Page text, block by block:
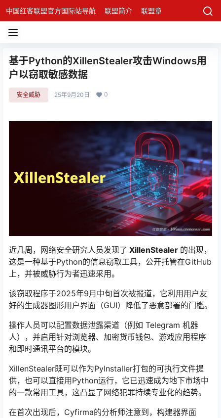
中国红客联盟官方国际站导航 联盟简介 联盟章程 联盟架构
基于Python的XillenStealer攻击Windows用
户以窃取敏感数据
安全威胁 25年9月20日 0
近几周，网络安全研究人员发现了 XillenStealer 的出现，
这是一种基于Python的信息窃取工具，公开托管在GitHub
上，并被威胁行为者迅速采用。
该窃取程序于2025年9月中旬首次被报道，它利用用户友
好的生成器图形用户界面（GUI）降低了恶意部署的门槛。
操作人员可以配置数据泄露渠道（例如 Telegram 机器
人），并启用针对浏览器、加密货币钱包、游戏应用程序
和即时通讯平台的模块。
XillenStealer既可以作为PyInstaller打包的可执行文件提
供，也可以直接用Python运行，它已迅速成为地下市场中
的一款常用工具，这凸显了网络犯罪持续专业化的趋势。
在首次出现后，Cyfirma的分析师注意到，构建器界面